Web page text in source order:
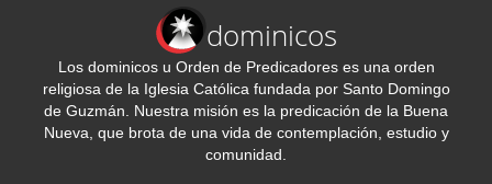
dominicos
Los dominicos u Orden de Predicadores es una orden
religiosa de la Iglesia Católica fundada por Santo Domingo
de Guzmán. Nuestra misión es la predicación de la Buena
Nueva, que brota de una vida de contemplación, estudio y
comunidad.